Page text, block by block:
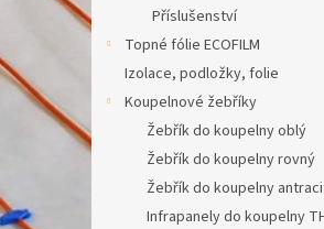
Příslušenství
Topné fólie ECOFILM
Izolace, podložky, folie
Koupelnové žebříky
Žebřík do koupelny oblý
Žebřík do koupelny rovný
Žebřík do koupelny
Infrapanely do koupelny